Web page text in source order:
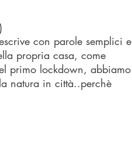
con parole semplici e
propria casa, come
primo lockdown, abbiamo
natura in città..perchè